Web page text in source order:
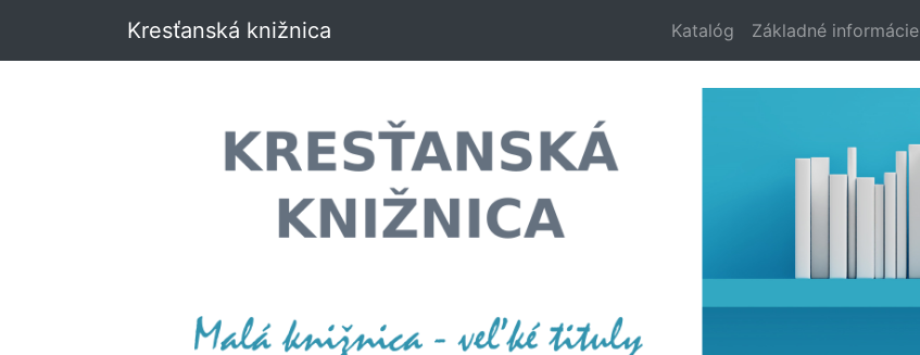
Kresťanská knižnica Katalóg Základné informácie